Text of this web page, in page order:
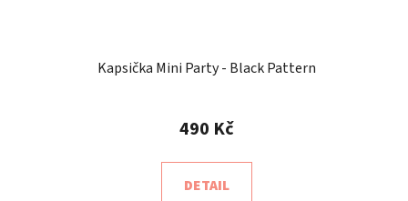
Kapsička Mini Party - Black Pattern
490 Kč
DETAIL